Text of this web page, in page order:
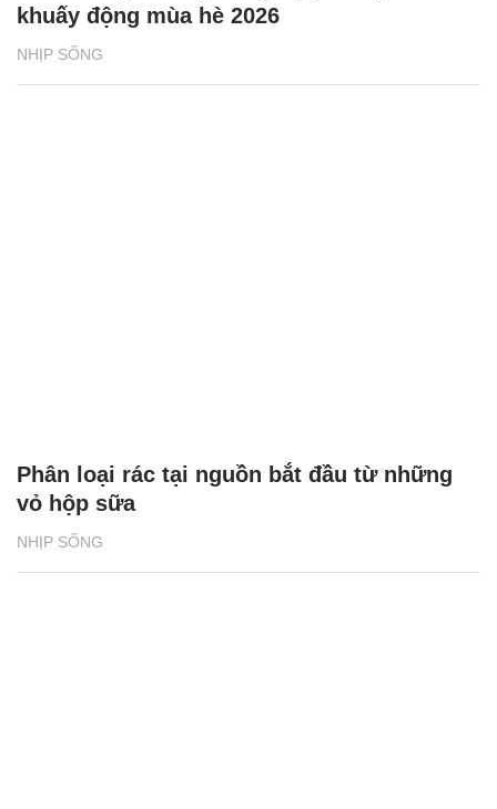
NHỊP SỐNG
khuấy động mùa hè 2026
NHỊP SỐNG
Phân loại rác tại nguồn bắt đầu từ những
vỏ hộp sữa